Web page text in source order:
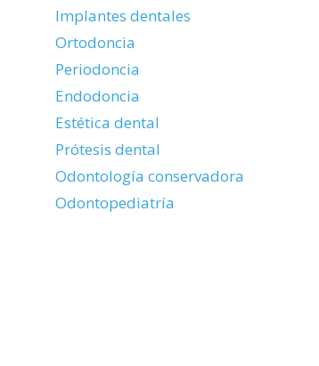
Implantes dentales
Ortodoncia
Periodoncia
Endodoncia
Estética dental
Prótesis dental
Odontología conservadora
Odontopediatría